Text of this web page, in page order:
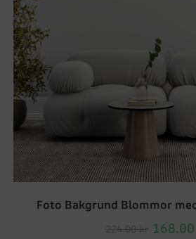
Foto Bakgrund Blommor
168.00